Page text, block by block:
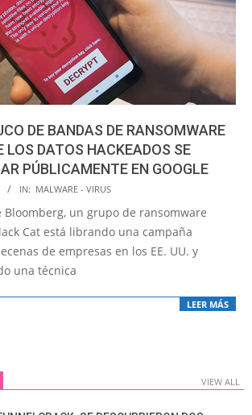
DE BANDAS DE RANSOMWARE
LOS DATOS HACKEADOS SE
PÚBLICAMENTE EN GOOGLE
IN: MALWARE - VIRUS
Bloomberg, un grupo de ransomware
Cat está librando una campaña
de empresas en los EE. UU. y
una técnica
LEER MÁS
VIEW ALL